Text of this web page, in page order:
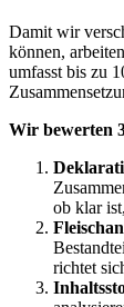
Damit wir
können,
umfasst bis zu
Wir bewerten
ob klar
richtet